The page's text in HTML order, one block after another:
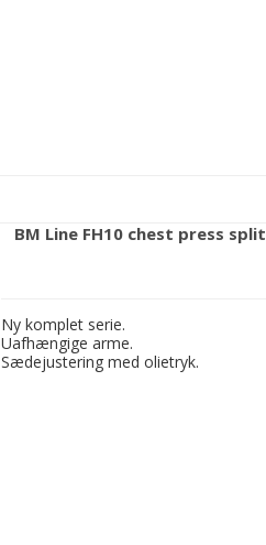
BM Line FH10 chest press split
Ny komplet serie.
Uafhængige arme.
Sædejustering med olietryk.